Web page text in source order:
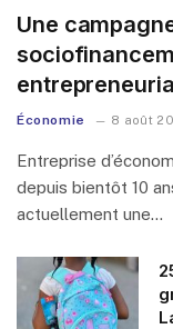
Une
Économie 8 août
Entreprise
depuis bientôt 10
actuellement une…